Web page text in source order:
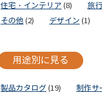
住宅・インテリア (8)
旅
その他 (2) デザイン (1)
用途別に見る
製品カタログ (19)
制作サ